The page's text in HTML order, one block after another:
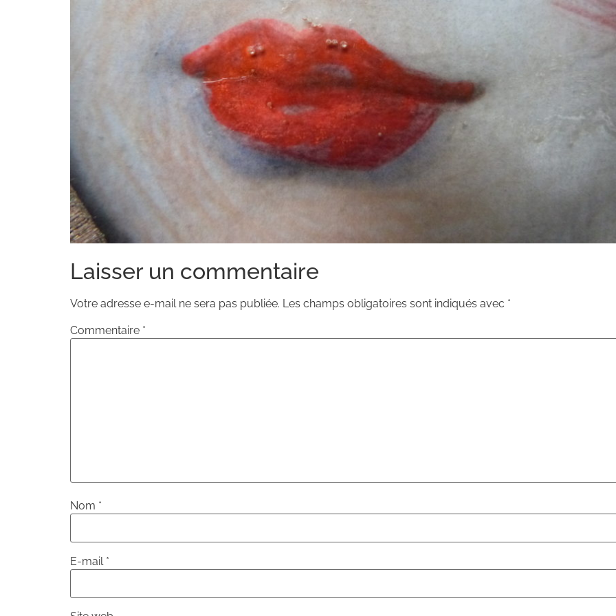
Laisser un commentaire
Votre adresse e-mail ne sera pas publiée. Les champs obligatoires sont indiqués avec *
Commentaire *
Nom *
E-mail *